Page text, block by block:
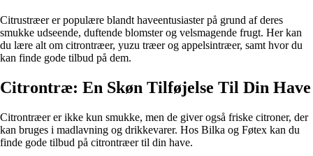
Citrustræer er populære blandt haveentusiaster på grund af deres
smukke udseende, duftende blomster og velsmagende frugt. Her kan
du lære alt om citrontræer, yuzu træer og appelsintræer, samt hvor du
kan finde gode tilbud på dem.
Citrontræ: En Skøn Tilføjelse Til Din Have
Citrontræer er ikke kun smukke, men de giver også friske citroner, der
kan bruges i madlavning og drikkevarer. Hos Bilka og Føtex kan du
finde gode tilbud på citrontræer til din have.